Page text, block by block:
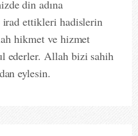
din adına
irad ettikleri hadislerin
hikmet ve hizmet
ederler. Allah bizi sahih
eylesin.